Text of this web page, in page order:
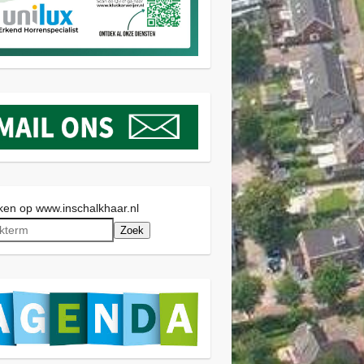
op www.inschalkhaar.nl
Zoek